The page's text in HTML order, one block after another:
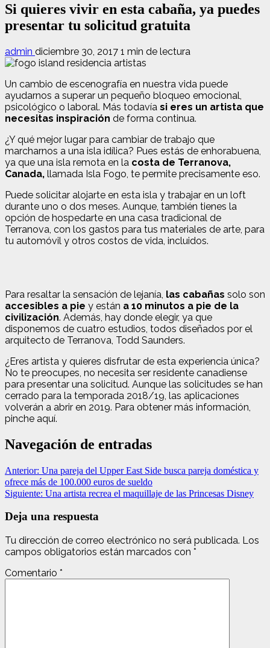
Si quieres vivir en esta cabaña, ya puedes
presentar tu solicitud gratuita
admin diciembre 30, 2017 1 min de lectura
Un cambio de escenografía en nuestra vida puede
ayudarnos a superar un pequeño bloqueo emocional,
psicológico o laboral. Más todavía si eres un artista que
necesitas inspiración de forma continua.
¿Y qué mejor lugar para cambiar de trabajo que
marcharnos a una isla idílica? Pues estás de enhorabuena,
ya que una isla remota en la costa de Terranova,
Canada, llamada Isla Fogo, te permite precisamente eso.
Puede solicitar alojarte en esta isla y trabajar en un loft
durante uno o dos meses. Aunque, también tienes la
opción de hospedarte en una casa tradicional de
Terranova, con los gastos para tus materiales de arte, para
tu automóvil y otros costos de vida, incluidos.
Para resaltar la sensación de lejanía, las cabañas solo son
accesibles a pie y están a 10 minutos a pie de la
civilización. Además, hay donde elegir, ya que
disponemos de cuatro estudios, todos diseñados por el
arquitecto de Terranova, Todd Saunders.
¿Eres artista y quieres disfrutar de esta experiencia única?
No te preocupes, no necesita ser residente canadiense
para presentar una solicitud. Aunque las solicitudes se han
cerrado para la temporada 2018/19, las aplicaciones
volverán a abrir en 2019. Para obtener más información,
pinche aquí.
Navegación de entradas
Anterior: Una pareja del Upper East Side busca pareja doméstica y
ofrece más de 100.000 euros de sueldo
Siguiente: Una artista recrea el maquillaje de las Princesas Disney
Deja una respuesta
Tu dirección de correo electrónico no será publicada. Los
campos obligatorios están marcados con *
Comentario *